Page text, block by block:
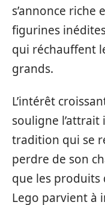
s’annonce riche
figurines
qui réchauffent
grands.
L’intérêt
souligne
tradition qui se
perdre de son
que les produits
Lego parvient à